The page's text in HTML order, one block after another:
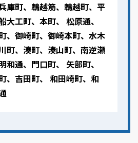
庫町、鵯越筋、鵯越町、平
大工町、本町、 松原通、
、御崎町、御崎本町、水木
町、湊町、湊山町、南逆瀬
和通、門口町、 矢部町、
、吉田町、 和田崎町、和